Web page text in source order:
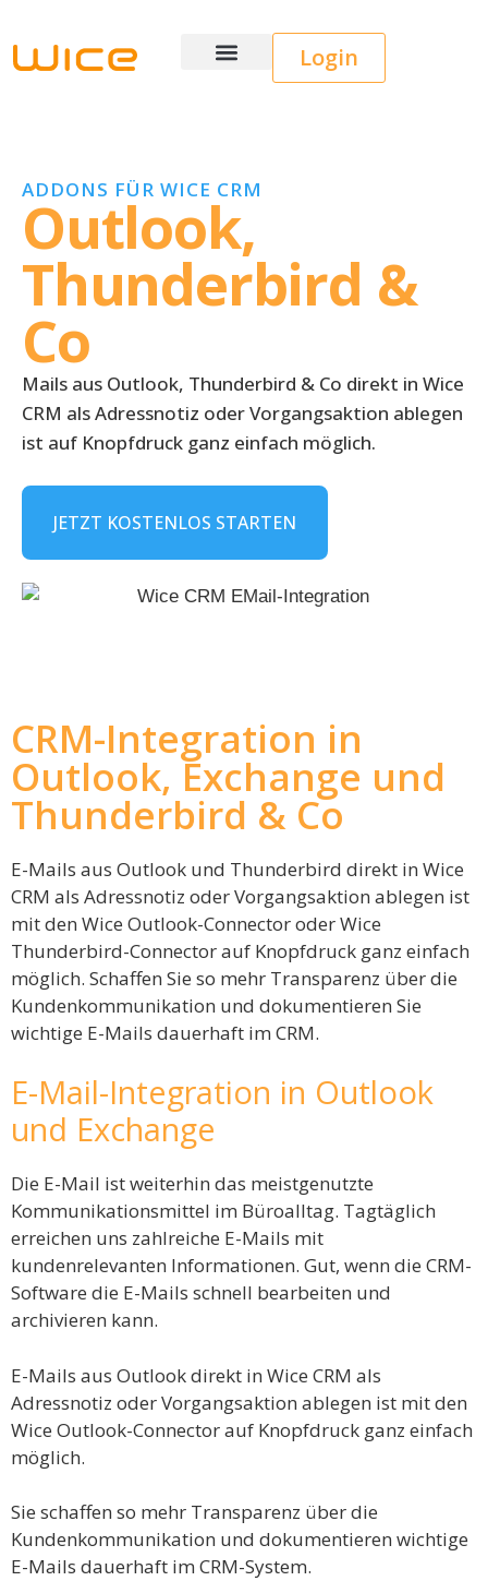
Login
ADDONS FÜR WICE CRM
Outlook,
Thunderbird &
Co
Mails aus Outlook, Thunderbird & Co direkt in Wice
CRM als Adressnotiz oder Vorgangsaktion ablegen
ist auf Knopfdruck ganz einfach möglich.
JETZT KOSTENLOS STARTEN
CRM-Integration in
Outlook, Exchange und
Thunderbird & Co
E-Mails aus Outlook und Thunderbird direkt in Wice
CRM als Adressnotiz oder Vorgangsaktion ablegen ist
mit den Wice Outlook-Connector oder Wice
Thunderbird-Connector auf Knopfdruck ganz einfach
möglich. Schaffen Sie so mehr Transparenz über die
Kundenkommunikation und dokumentieren Sie
wichtige E-Mails dauerhaft im CRM.
E-Mail-Integration in Outlook
und Exchange
Die E-Mail ist weiterhin das meistgenutzte
Kommunikationsmittel im Büroalltag. Tagtäglich
erreichen uns zahlreiche E-Mails mit
kundenrelevanten Informationen. Gut, wenn die CRM-
Software die E-Mails schnell bearbeiten und
archivieren kann.
E-Mails aus Outlook direkt in Wice CRM als
Adressnotiz oder Vorgangsaktion ablegen ist mit den
Wice Outlook-Connector auf Knopfdruck ganz einfach
möglich.
Sie schaffen so mehr Transparenz über die
Kundenkommunikation und dokumentieren wichtige
E-Mails dauerhaft im CRM-System.